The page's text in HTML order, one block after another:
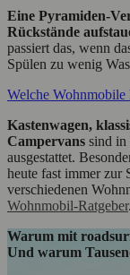
Eine
Rückstände
passiert das, wenn
Spülen zu wenig
Welche Wohnmobile
Kastenwagen,
Campervans sind in
ausgestattet.
heute fast immer zur
verschiedenen
Wohnmobil-Ratgeber.
Warum mit
Und warum